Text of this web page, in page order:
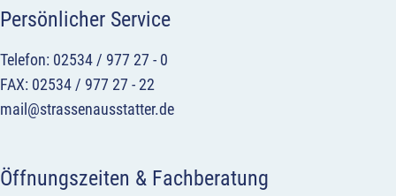
Persönlicher Service
Telefon: 02534 / 977 27 - 0
FAX: 02534 / 977 27 - 22
mail@strassenausstatter.de
Öffnungszeiten & Fachberatung